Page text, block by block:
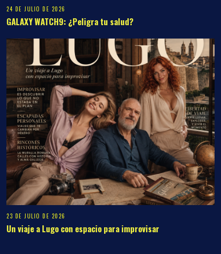
24 DE JULIO DE 2026
GALAXY WATCH9: ¿Peligra tu salud?
23 DE JULIO DE 2026
Un viaje a Lugo con espacio para improvisar